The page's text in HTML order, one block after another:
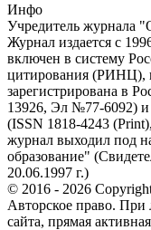
Инфо
Учредитель журнала
Журнал издается с
включен в систему
цитирования (РИНЦ),
зарегистрирована в
13926, Эл №77-6092)
(ISSN 1818-4243
журнал выходил под
образование"
20.06.1997 г.)
© 2016 - 2026
Авторское право. При
сайта, прямая